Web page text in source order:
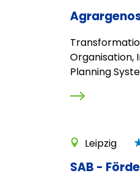
Organisation,
Planning
Leipzig
SAB -